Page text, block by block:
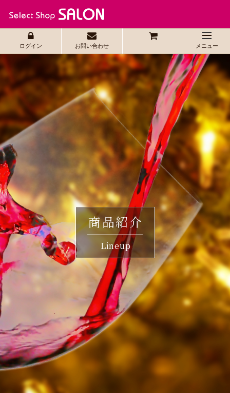
ログイン お問い合わせ メニュー
商品紹介
Lineup